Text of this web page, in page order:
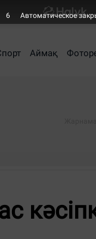
Аймақ
5 Автоматическое